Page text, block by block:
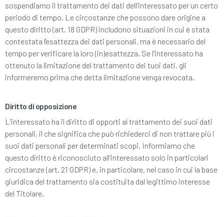
sospendiamo il trattamento dei dati dell’interessato per un certo
periodo di tempo. Le circostanze che possono dare origine a
questo diritto (art. 18 GDPR) includono situazioni in cui è stata
contestata l'esattezza dei dati personali, ma è necessario del
tempo per verificare la loro (in)esattezza. Se l’interessato ha
ottenuto la limitazione del trattamento dei tuoi dati, gli
informeremo prima che detta limitazione venga revocata.
Diritto di opposizione
L’interessato ha il diritto di opporti al trattamento dei suoi dati
personali, il che significa che può richiederci di non trattare più i
suoi dati personali per determinati scopi. Informiamo che
questo diritto è riconosciuto all’interessato solo in particolari
circostanze (art. 21 GDPR) e, in particolare, nel caso in cui la base
giuridica del trattamento sia costituita dal legittimo interesse
del Titolare.